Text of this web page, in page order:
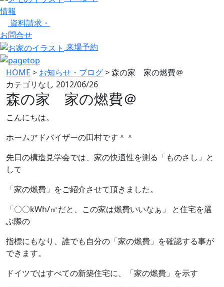
情報
資料請求・
お問合せ
来場予約
HOME > お知らせ・ブログ>森の家 家の燃費＠
カテゴリなし 2012/06/26
森の家 家の燃費＠
こんにちは。
ホームアドバイザーの田村です＾＾
先日の構造見学会では、家の快適性を測る「ものさし」と
して
「家の燃費」をご紹介させて頂きました。
「〇〇kWh/㎡だと、この家は燃費いいなぁ」 と住宅を選
ぶ際の
指標にもなり、誰でも自分の「家の燃費」を確認する事が
できます。
ドイツではすべての新築住宅に、「家の燃費」を示す